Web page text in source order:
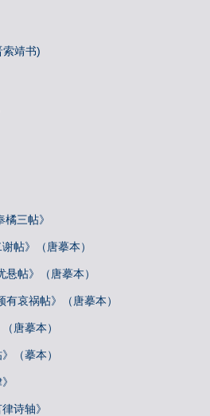
索靖书)
三帖》
帖》（唐摹本）
帖》（唐摹本）
哀祸帖》（唐摹本）
唐摹本）
（摹本）
诗轴》